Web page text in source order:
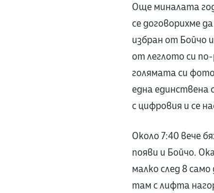
Още миналата
се договорихме
избран от Бойчо
от леглото си
голямата си
една единствена
с цифровия и се
Около 7:40 вече
появи и Бойчо.
малко след 8
там с лифта